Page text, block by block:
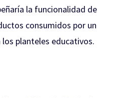
la funcionalidad de
consumidos por un
planteles educativos.